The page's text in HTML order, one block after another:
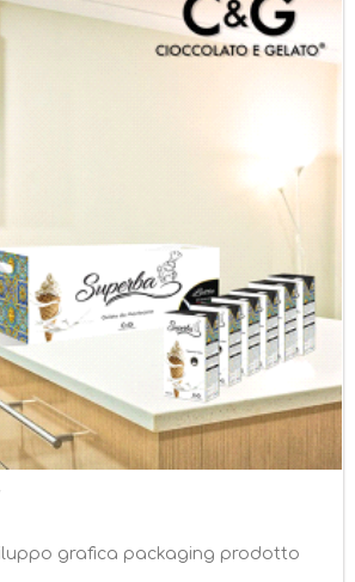
grafica packaging prodotto